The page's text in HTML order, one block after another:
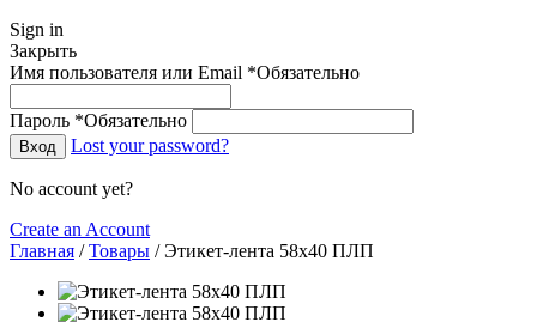
Sign in
Закрыть
Имя пользователя или Email *Обязательно
Пароль *Обязательно
Вход Lost your password?
No account yet?
Create an Account
Главная /Товары /Этикет-лента 58х40 ПЛП